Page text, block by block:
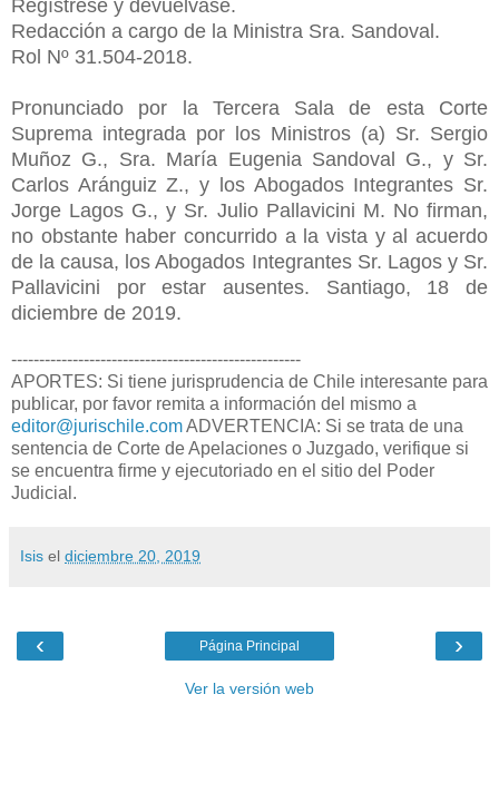
Regístrese y devuélvase.
Redacción a cargo de la Ministra Sra. Sandoval.
Rol Nº 31.504-2018.
Pronunciado por la Tercera Sala de esta Corte
Suprema integrada por los Ministros (a) Sr. Sergio
Muñoz G., Sra. María Eugenia Sandoval G., y Sr.
Carlos Aránguiz Z., y los Abogados Integrantes Sr.
Jorge Lagos G., y Sr. Julio Pallavicini M. No firman,
no obstante haber concurrido a la vista y al acuerdo
de la causa, los Abogados Integrantes Sr. Lagos y Sr.
Pallavicini por estar ausentes. Santiago, 18 de
diciembre de 2019.
----------------------------------------------------
APORTES: Si tiene jurisprudencia de Chile interesante para
publicar, por favor remita a información del mismo a
editor@jurischile.comADVERTENCIA: Si se trata de una
sentencia de Corte de Apelaciones o Juzgado, verifique si
se encuentra firme y ejecutoriado en el sitio del Poder
Judicial.
Isis el diciembre 20, 2019
‹ ›
Página Principal
Ver la versión web